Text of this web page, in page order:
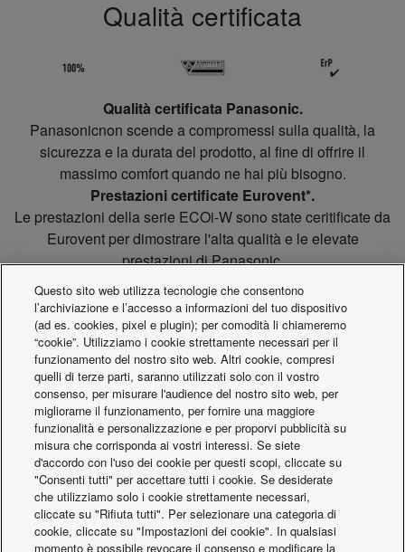
Qualità certificata
Qualità certificata Panasonic.
Panasonicnon scende a compromessi sulla qualità, la
sicurezza e la durata del prodotto, al fine di offrire il
massimo comfort quando ne hai più bisogno.
Prestazioni certificate Eurovent*.
Le prestazioni della serie ECOi-W sono state ceritificate da
Eurovent per dimostrare l'alta qualità e le elevate
prestazioni di Panasonic.
https://www.eurovent-certification.com/
*Solo modelli a pompa di calore
La serie ECOi-W è conforme al regolamento ErP.
SEER conforme al REGOLAMENTO DELLA
COMMISSIONE (EU) No 2016/2281.
SCOP conforme al REGOLAMENTO DELLA
COMMISSIONE (EU) No 813/2013.
Materiale di supporto ai clienti
Files AutoCAD 2D e modelli BIM per tutta la linea ECOi-W
sono disponibili sul sito Panasonic PROClub.
Questo sito web utilizza tecnologie che consentono
l’archiviazione e l’accesso a informazioni del tuo dispositivo
(ad es. cookies, pixel e plugin); per comodità li chiameremo
“cookie”. Utilizziamo i cookie strettamente necessari per il
funzionamento del nostro sito web. Altri cookie, compresi
quelli di terze parti, saranno utilizzati solo con il vostro
consenso, per misurare l'audience del nostro sito web, per
migliorarne il funzionamento, per fornire una maggiore
funzionalità e personalizzazione e per proporvi pubblicità su
misura che corrisponda ai vostri interessi. Se siete
d'accordo con l'uso dei cookie per questi scopi, cliccate su
"Consenti tutti" per accettare tutti i cookie. Se desiderate
che utilizziamo solo i cookie strettamente necessari,
cliccate su "Rifiuta tutti". Per selezionare una categoria di
cookie, cliccate su "Impostazioni dei cookie". In qualsiasi
momento è possibile revocare il consenso e modificare la